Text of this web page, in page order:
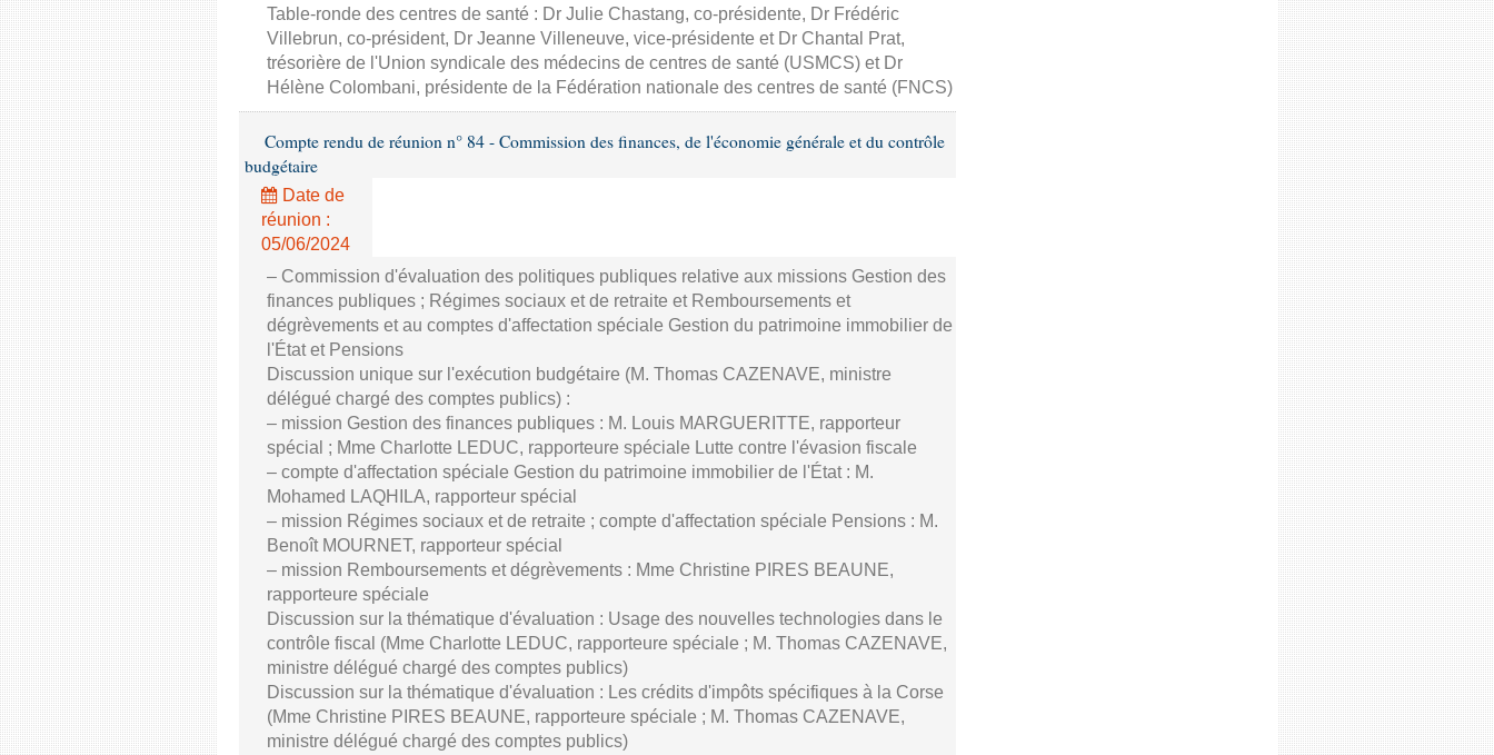
Table-ronde des centres de santé : Dr Julie Chastang, co-présidente, Dr Frédéric
Villebrun, co-président, Dr Jeanne Villeneuve, vice-présidente et Dr Chantal Prat,
trésorière de l'Union syndicale des médecins de centres de santé (USMCS) et Dr
Hélène Colombani, présidente de la Fédération nationale des centres de santé (FNCS)
Compte rendu de réunion n° 84 - Commission des finances, de l'économie générale et du contrôle
budgétaire
Date de
réunion :
05/06/2024
– Commission d'évaluation des politiques publiques relative aux missions Gestion des
finances publiques ; Régimes sociaux et de retraite et Remboursements et
dégrèvements et au comptes d'affectation spéciale Gestion du patrimoine immobilier de
l'État et Pensions
Discussion unique sur l'exécution budgétaire (M. Thomas CAZENAVE, ministre
délégué chargé des comptes publics) :
– mission Gestion des finances publiques : M. Louis MARGUERITTE, rapporteur
spécial ; Mme Charlotte LEDUC, rapporteure spéciale Lutte contre l'évasion fiscale
– compte d'affectation spéciale Gestion du patrimoine immobilier de l'État : M.
Mohamed LAQHILA, rapporteur spécial
– mission Régimes sociaux et de retraite ; compte d'affectation spéciale Pensions : M.
Benoît MOURNET, rapporteur spécial
– mission Remboursements et dégrèvements : Mme Christine PIRES BEAUNE,
rapporteure spéciale
Discussion sur la thématique d'évaluation : Usage des nouvelles technologies dans le
contrôle fiscal (Mme Charlotte LEDUC, rapporteure spéciale ; M. Thomas CAZENAVE,
ministre délégué chargé des comptes publics)
Discussion sur la thématique d'évaluation : Les crédits d'impôts spécifiques à la Corse
(Mme Christine PIRES BEAUNE, rapporteure spéciale ; M. Thomas CAZENAVE,
ministre délégué chargé des comptes publics)